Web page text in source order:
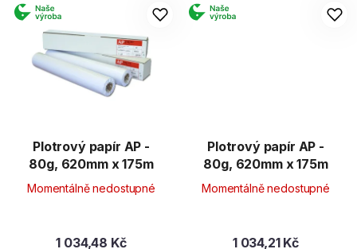
Plotrový papír AP -
80g, 620mm x 175m
Momentálně nedostupné
1 034,48 Kč
Plotrový papír AP -
80g, 620mm x 175m
Momentálně nedostupné
1 034,21 Kč